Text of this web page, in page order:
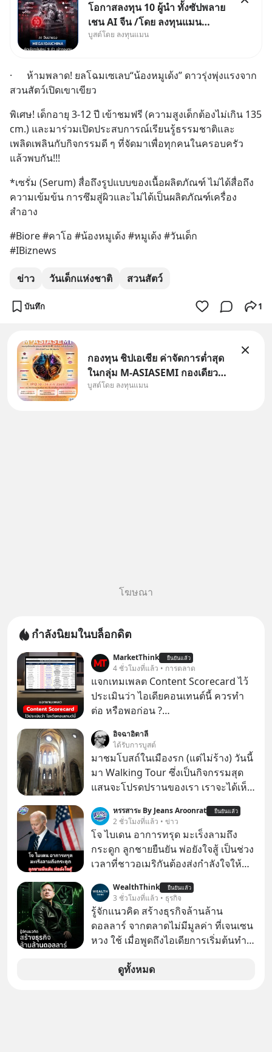
โอกาสลงทุน 10 ผู้นำ ทั้งซัปพลาย
เชน AI จีน /โดย ลงทุนแมน
✅ลงทุนตรง คัด 10 ผู้นำเน้น ๆ ใน
ผู้นำ AI จีน ตั้งแต่โรงงานผลิตชิป
หน่วยความจำ โมเดล
บูสต์โดย ลงทุนแมน
·      ห้ามพลาด! ยลโฉมเซเลบ“น้องหมูเด้ง” ดาวรุ่งพุ่งแรงจาก
สวนสัตว์เปิดเขาเขียว
พิเศษ! เด็กอายุ 3-12 ปี เข้าชมฟรี (ความสูงเด็กต้องไม่เกิน 135
cm.) และมาร่วมเปิดประสบการณ์เรียนรู้ธรรมชาติและ
เพลิดเพลินกับกิจกรรมดี ๆ ที่จัดมาเพื่อทุกคนในครอบครัว
แล้วพบกัน!!!
*เซรั่ม (Serum) สื่อถึงรูปแบบของเนื้อผลิตภัณฑ์ ไม่ได้สื่อถึง
ความเข้มข้น การซึมสู่ผิวและไม่ได้เป็นผลิตภัณฑ์เครื่อง
สำอาง
#Biore #คาโอ #น้องหมูเด้ง #หมูเด้ง #วันเด็ก
#IBiznews
ข่าว วันเด็กแห่งชาติ สวนสัตว์
บันทึก 1
กองทุน ชิปเอเชีย ค่าจัดการต่ำสุด
ในกลุ่ม M-ASIASEMI กองเดียว
ครบ มีทั้ง CXMT จากจีน TSMC
บูสต์โดย ลงทุนแมน
โฆษณา
กำลังนิยมในบล็อกดิต
MarketThink ยืนยันแล้ว
4 ชั่วโมงที่แล้ว • การตลาด
แจกเทมเพลต Content Scorecard ไว้
ประเมินว่า ไอเดียคอนเทนต์นี้ ควรทำ
ต่อ หรือพอก่อน ?
eets/d/1J0ZkTtNLjIWLZaxcK2dVL40i
MZl4127-t4nWawpiK5I/copy
อิจฉาอิตาลี
ได้รับการบูสต์
มาชมโบสถ์ในเมืองรก (แต่ไม่ร้าง) วันนี้
มา Walking Tour ซึ่งเป็นกิจกรรมสุด
แสนจะโปรดปรานของเรา เราจะได้เห็น
หรรสาระ By Jeans Aroonrat ยืนยันแล้ว
2 ชั่วโมงที่แล้ว • ข่าว
โจ ไบเดน อาการทรุด มะเร็งลามถึง
กระดูก ลูกชายยืนยัน พ่อยังใจสู้ เป็นช่วง
เวลาที่ชาวอเมริกันต้องส่งกำลังใจให้กับ
ตอนนี้กำลังต่อสู้กับโรคมะเร็งอย่างหนัก
ล่าสุด ฮันเตอร์ ไบเดน ลูกชายได้ออกมา
เปิดเผยอาการของพ่อว่า "น่าเป็นห่วง
อย่างมาก" เนื่องจากมะเร็งได้ลุกลามไป
ยังกระดูก และอวัยวะอื่นของร่างกาย ที่
สร้างความเจ็บปวดทรมานอย่างรุนแรง
แต่ยืนยันว่า โจ ไบเดน พ่อของเขายังใจ
WealthThink ยืนยันแล้ว
3 ชั่วโมงที่แล้ว • ธุรกิจ
รู้จักแนวคิด สร้างธุรกิจล้านล้าน
ดอลลาร์ จากตลาดไม่มีมูลค่า ที่เจนเซน
หวง ใช้ เมื่อพูดถึงไอเดียการเริ่มต้นทำ
ทำธุรกิจที่อยู่ในตลาดใหญ่ ๆ ที่ต้องมี
ดูทั้งหมด